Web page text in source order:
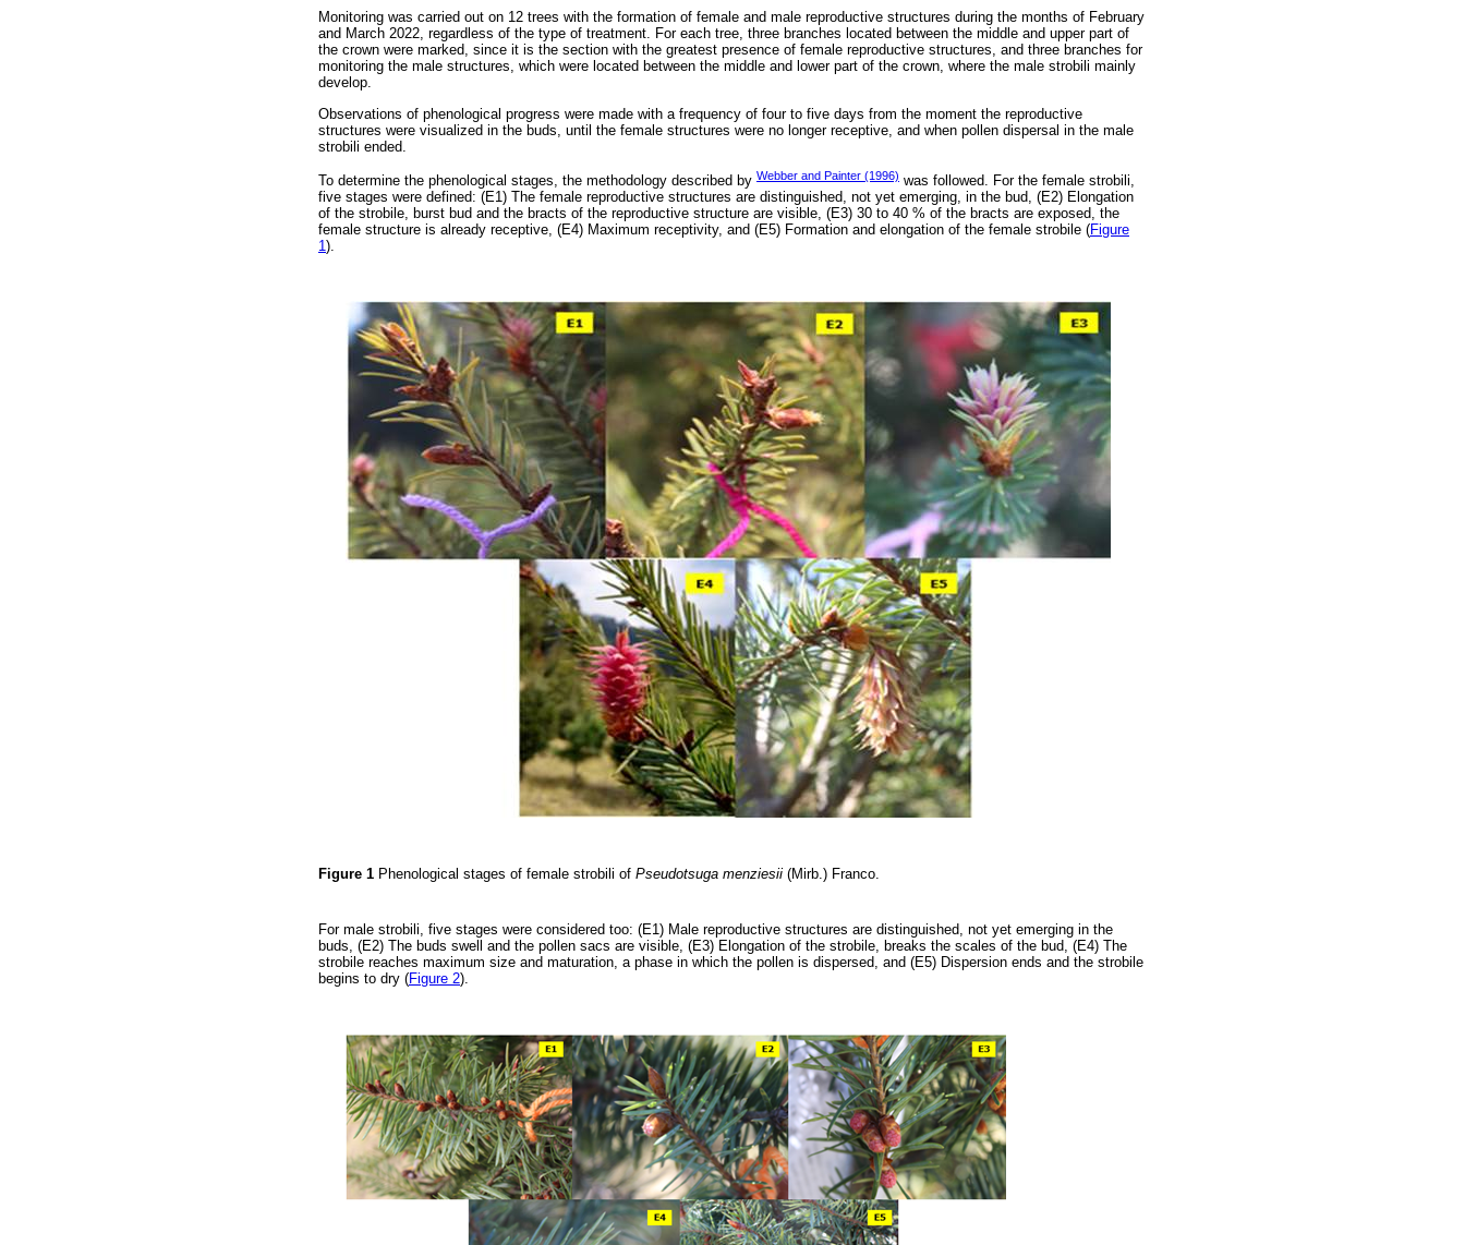
Monitoring was carried out on 12 trees with the formation of female and male reproductive structures during the months of February
and March 2022, regardless of the type of treatment. For each tree, three branches located between the middle and upper part of
the crown were marked, since it is the section with the greatest presence of female reproductive structures, and three branches for
monitoring the male structures, which were located between the middle and lower part of the crown, where the male strobili mainly
develop.
Observations of phenological progress were made with a frequency of four to five days from the moment the reproductive
structures were visualized in the buds, until the female structures were no longer receptive, and when pollen dispersal in the male
strobili ended.
To determine the phenological stages, the methodology described by Webber and Painter (1996) was followed. For the female strobili,
five stages were defined: (E1) The female reproductive structures are distinguished, not yet emerging, in the bud, (E2) Elongation
of the strobile, burst bud and the bracts of the reproductive structure are visible, (E3) 30 to 40 % of the bracts are exposed, the
female structure is already receptive, (E4) Maximum receptivity, and (E5) Formation and elongation of the female strobile (Figure
1).
Figure 1 Phenological stages of female strobili of Pseudotsuga menziesii (Mirb.) Franco.
For male strobili, five stages were considered too: (E1) Male reproductive structures are distinguished, not yet emerging in the
buds, (E2) The buds swell and the pollen sacs are visible, (E3) Elongation of the strobile, breaks the scales of the bud, (E4) The
strobile reaches maximum size and maturation, a phase in which the pollen is dispersed, and (E5) Dispersion ends and the strobile
begins to dry (Figure 2).